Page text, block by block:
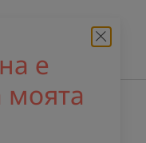
е
моята
бюлетин